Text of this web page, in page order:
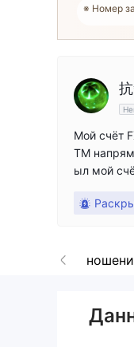
※
Мой счёт
TM
ыл мой
е, не
ся
ным
е подачи